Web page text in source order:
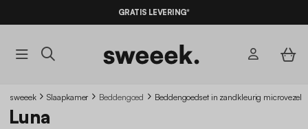
AANBIEDINGEN*MET DE
GRATIS LEVERING*
sweeek Slaapkamer Beddengoed Beddengoedset in zandkleurig microvezel
Luna